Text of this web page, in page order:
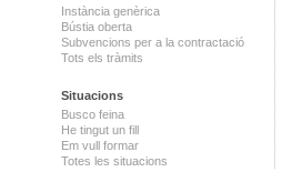
Instància genèrica
Bústia oberta
Subvencions per a la contractació
Tots els tràmits
Situacions
Busco feina
He tingut un fill
Em vull formar
Totes les situacions